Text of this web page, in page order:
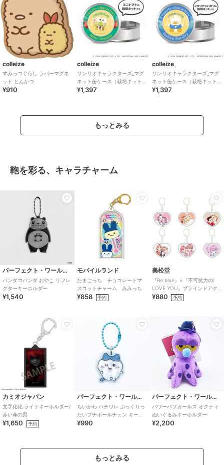
colleize
すみっコぐらし ラバーマグネ
ット とんかつ
¥910
colleize
サンリオキャラクターズ_マグ
ネット缶ケース（栽培キット
入り）_けろけろけろっぴ
¥1,397
colleize
サンリオキャラクターズ_マグ
ネット缶ケース（栽培キット
入り）_あひるのペックル
¥1,397
もっとみる
鞄を彩る、キャラチャーム
パーフェクト・ワールド・トーキョー
パンダコパンダ おやこ リフレ
クターキーホルダー
¥1,540
モバイルランド
たまごっち チョコレートマ
スコットチャーム みみっち
¥858 予約
美松堂
『Re:blue』×『不可抗力のI
LOVE YOU』ブラインドアク
リルキーホルダー（全6種）
¥880 予約
カミオジャパン
文字化化 ライトキーホルダー/
赤い傘の男
¥1,650 予約
パーフェクト・ワールド・トーキョー
ちいかわ ハチワレ ぷっくりっ
たいプチボールチェン キーホ
ルダー
¥990
パーフェクト・ワールド・トーキョー
パワーパフガールズ オクティ
ぬいぐるみキーホルダー
¥2,200
もっとみる